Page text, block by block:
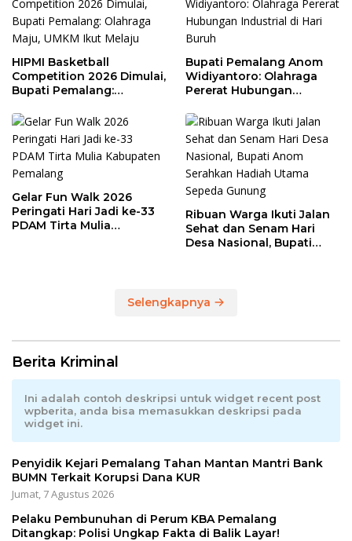
HIPMI Basketball
Competition 2026 Dimulai,
Bupati Pemalang:
Melaju
Bupati Pemalang Anom
Widiyantoro: Olahraga
Pererat Hubungan
Gelar Fun Walk 2026
Peringati Hari Jadi ke-33
PDAM Tirta Mulia
Ribuan Warga Ikuti Jalan
Sehat dan Senam Hari
Desa Nasional, Bupati
Selengkapnya
Berita Kriminal
Ini adalah contoh deskripsi untuk widget recent post
wpberita, anda bisa memasukkan deskripsi pada
widget ini.
Penyidik Kejari Pemalang Tahan Mantan Mantri Bank
BUMN Terkait Korupsi Dana KUR
Jumat, 7 Agustus 2026
Pelaku Pembunuhan di Perum KBA Pemalang
Ditangkap: Polisi Ungkap Fakta di Balik Layar!